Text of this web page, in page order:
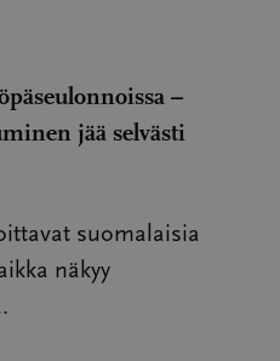
–
jää selvästi
suomalaisia
näkyy